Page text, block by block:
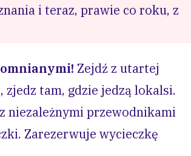
i teraz, prawie co roku, z
Zejdź z utartej
tam, gdzie jedzą lokalsi.
niezależnymi przewodnikami
Zarezerwuje wycieczkę